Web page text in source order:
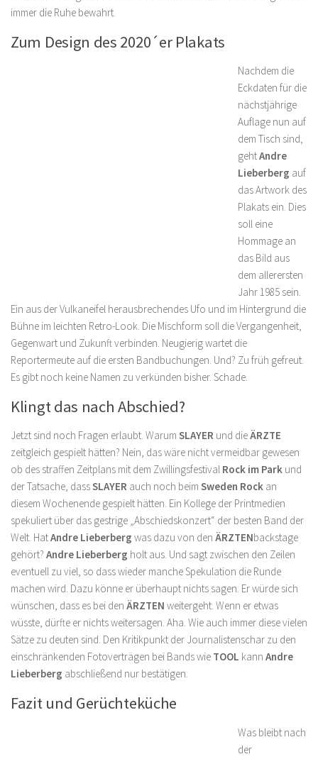
immer die Ruhe bewahrt.
Zum Design des 2020´er Plakats
Nachdem die
Eckdaten für die
nächstjährige
Auflage nun auf
dem Tisch sind,
gehtAndre
Lieberberg auf
das Artwork des
Plakats ein. Dies
soll eine
Hommage an
das Bild aus
dem allerersten
Jahr 1985 sein.
Ein aus der Vulkaneifel herausbrechendes Ufo und im Hintergrund die
Bühne im leichten Retro-Look. Die Mischform soll die Vergangenheit,
Gegenwart und Zukunft verbinden. Neugierig wartet die
Reportermeute auf die ersten Bandbuchungen. Und? Zu früh gefreut.
Es gibt noch keine Namen zu verkünden bisher. Schade.
Klingt das nach Abschied?
Jetzt sind noch Fragen erlaubt. Warum SLAYER und dieÄRZTE
zeitgleich gespielt hätten? Nein, das wäre nicht vermeidbar gewesen
ob des straffen Zeitplans mit dem Zwillingsfestival Rock im Park und
der Tatsache, dassSLAYER auch noch beim Sweden Rock an
diesem Wochenende gespielt hätten. Ein Kollege der Printmedien
spekuliert über das gestrige „Abschiedskonzert“ der besten Band der
Welt. HatAndre Lieberberg was dazu von den ÄRZTENbackstage
gehört? Andre Lieberberg holt aus. Und sagt zwischen den Zeilen
eventuell zu viel, so dass wieder manche Spekulation die Runde
machen wird. Dazu könne er überhaupt nichts sagen. Er würde sich
wünschen, dass es bei den ÄRZTEN weitergeht. Wenn er etwas
wüsste, dürfte er nichts weitersagen. Aha. Wie auch immer diese vielen
Sätze zu deuten sind. Den Kritikpunkt der Journalistenschar zu den
einschränkenden Fotoverträgen bei Bands wie TOOL kann Andre
Lieberberg abschließend nur bestätigen.
Fazit und Gerüchteküche
Was bleibt nach
der